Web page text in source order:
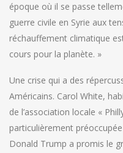
époque où il se passe
guerre civile en Syrie aux
réchauffement climatique
cours pour la planète. »
Une crise qui a des
Américains. Carol White,
de l’association locale «
particulièrement
Donald Trump a promis le